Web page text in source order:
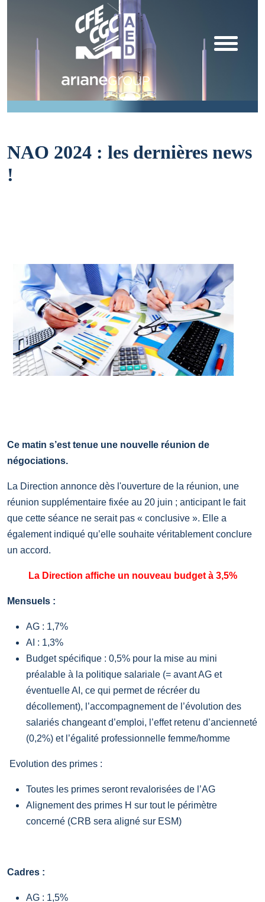
NAO 2024 : les dernières news
!
Ce matin s’est tenue une nouvelle réunion de
négociations.
La Direction annonce dès l'ouverture de la réunion, une
réunion supplémentaire fixée au 20 juin ; anticipant le fait
que cette séance ne serait pas « conclusive ». Elle a
également indiqué qu’elle souhaite véritablement conclure
un accord.
La Direction affiche un nouveau budget à 3,5%
Mensuels :
AG : 1,7%
AI : 1,3%
Budget spécifique : 0,5% pour la mise au mini
préalable à la politique salariale (= avant AG et
éventuelle AI, ce qui permet de récréer du
décollement), l’accompagnement de l’évolution des
salariés changeant d’emploi, l’effet retenu d’ancienneté
(0,2%) et l’égalité professionnelle femme/homme
Evolution des primes :
Toutes les primes seront revalorisées de l’AG
Alignement des primes H sur tout le périmètre
concerné (CRB sera aligné sur ESM)
Cadres :
AG : 1,5%